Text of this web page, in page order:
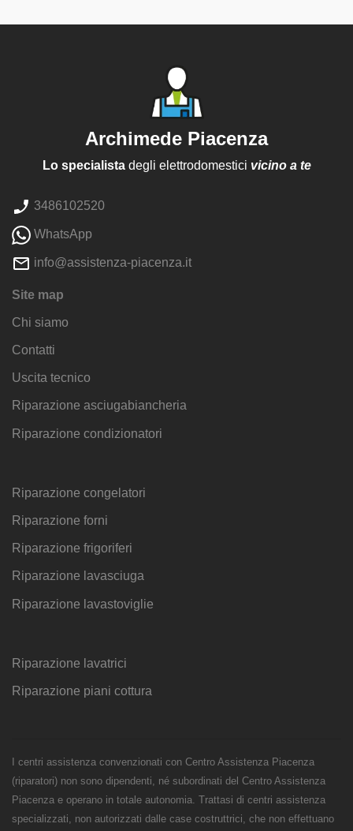
Archimede Piacenza
Lo specialistadegli elettrodomestici vicino a te
3486102520
WhatsApp
info@assistenza-piacenza.it
Site map
Chi siamo
Contatti
Uscita tecnico
Riparazione asciugabiancheria
Riparazione condizionatori
Riparazione congelatori
Riparazione forni
Riparazione frigoriferi
Riparazione lavasciuga
Riparazione lavastoviglie
Riparazione lavatrici
Riparazione piani cottura
I centri assistenza convenzionati con Centro Assistenza Piacenza
(riparatori) non sono dipendenti, né subordinati del Centro Assistenza
Piacenza e operano in totale autonomia. Trattasi di centri assistenza
specializzati, non autorizzati dalle case costruttrici, che non effettuano